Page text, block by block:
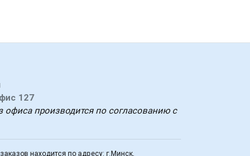
127
офиса производится по согласованию с
находится по адресу: г.Минск,